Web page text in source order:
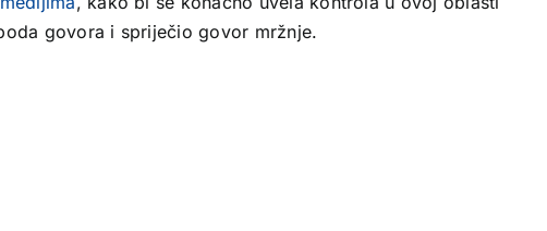
govora i spriječio govor mržnje.